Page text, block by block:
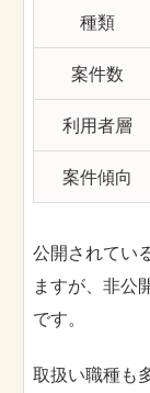
種類
案件数
利用者層
案件傾向
公開されてい
ますが、非公
です。
取扱い職種も